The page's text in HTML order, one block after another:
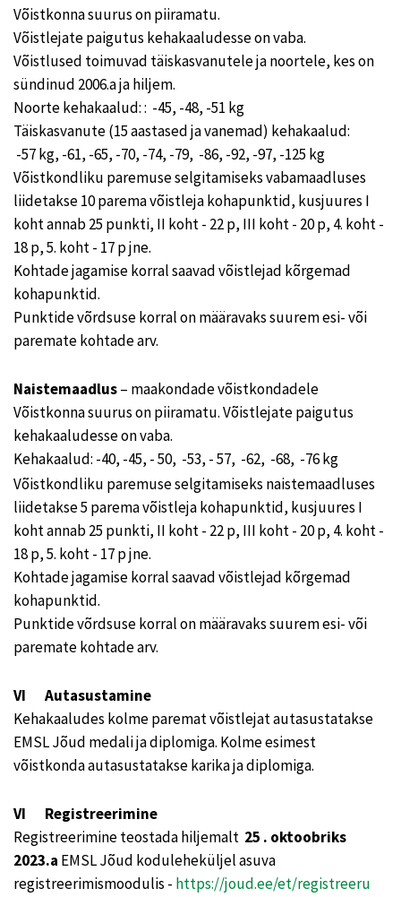
Võistkonna suurus on piiramatu.
Võistlejate paigutus kehakaaludesse on vaba.
Võistlused toimuvad täiskasvanutele ja noortele, kes on
sündinud 2006.a ja hiljem.
Noorte kehakaalud: : -45, -48, -51 kg
Täiskasvanute (15 aastased ja vanemad) kehakaalud:
-57 kg, -61, -65, -70, -74, -79, -86, -92, -97, -125 kg
Võistkondliku paremuse selgitamiseks vabamaadluses
liidetakse 10 parema võistleja kohapunktid, kusjuures I
koht annab 25 punkti, II koht - 22 p, III koht - 20 p, 4. koht -
18 p, 5. koht - 17 p jne.
Kohtade jagamise korral saavad võistlejad kõrgemad
kohapunktid.
Punktide võrdsuse korral on määravaks suurem esi- või
paremate kohtade arv.
Naistemaadlus– maakondade võistkondadele
Võistkonna suurus on piiramatu. Võistlejate paigutus
kehakaaludesse on vaba.
Kehakaalud: -40, -45, - 50, -53, - 57, -62, -68, -76 kg
Võistkondliku paremuse selgitamiseks naistemaadluses
liidetakse 5 parema võistleja kohapunktid, kusjuures I
koht annab 25 punkti, II koht - 22 p, III koht - 20 p, 4. koht -
18 p, 5. koht - 17 p jne.
Kohtade jagamise korral saavad võistlejad kõrgemad
kohapunktid.
Punktide võrdsuse korral on määravaks suurem esi- või
paremate kohtade arv.
VI Autasustamine
Kehakaaludes kolme paremat võistlejat autasustatakse
EMSL Jõud medali ja diplomiga. Kolme esimest
võistkonda autasustatakse karika ja diplomiga.
VI Registreerimine
Registreerimine teostada hiljemalt 25 . oktoobriks
2023.a EMSL Jõud koduleheküljel asuva
registreerimismoodulis - https://joud.ee/et/registreeru